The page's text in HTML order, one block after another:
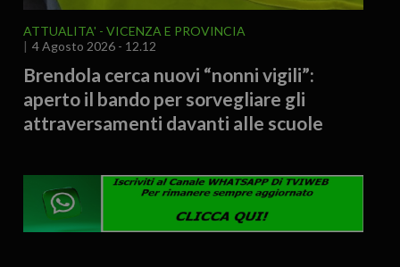
ATTUALITA'
VICENZA E PROVINCIA
4 Agosto 2026 - 12.12
Brendola cerca nuovi “nonni vigili”:
aperto il bando per sorvegliare gli
attraversamenti davanti alle scuole